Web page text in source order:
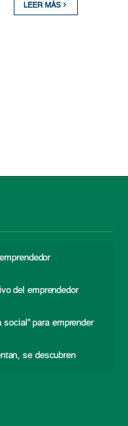
LEER MÁS
del emprendedor
social” para emprender
se descubren